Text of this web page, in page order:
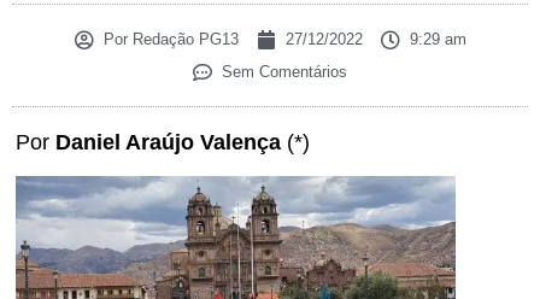
PorRedação PG13 27/12/2022
9:29 am
Sem Comentários
Por Daniel Araújo Valença (*)